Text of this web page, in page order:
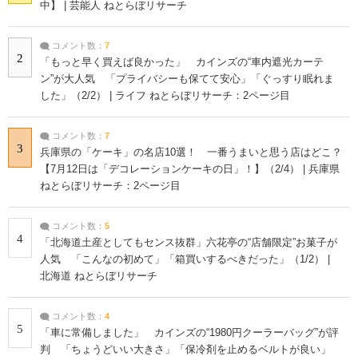
中】 | 芸能人 ねとらぼリサーチ
2
コメント数： 7
「もっと早く買えば良かった」 カインズの“車内遮光カーテ
ン”が大人気 「プライバシーも保てて安心」「ぐっすり眠れま
した」（2/2） | ライフ ねとらぼリサーチ：2ページ目
3
コメント数： 7
兵庫県の「ケーキ」の名店10選！ 一番うまいと思う店はどこ？
【7月12日は「デコレーションケーキの日」！】（2/4） | 兵庫県
ねとらぼリサーチ：2ページ目
4
コメント数： 5
「北海道土産としてもセンス抜群」六花亭の“店舗限定”お菓子が
人気 「こんなの初めて」「箱買いするべきだった」（1/2） |
北海道 ねとらぼリサーチ
5
コメント数： 4
「車に常備しました」 カインズの“1980円クーラーバッグ”が評
判 「ちょうどいい大きさ」「保冷剤を止めるベルトが良い」